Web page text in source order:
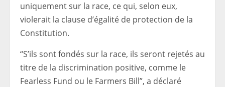
uniquement sur la race, ce qui, selon eux,
violerait la clause d’égalité de protection de la
Constitution.
“S’ils sont fondés sur la race, ils seront rejetés au
titre de la discrimination positive, comme le
Fearless Fund ou le Farmers Bill”, a déclaré